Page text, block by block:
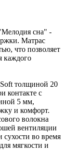
сна" -
Матрас
что позволяет
каждого
толщиной 20
контакте с
5 мм,
и комфорт.
волокна
вентиляции
во время
мягкости и